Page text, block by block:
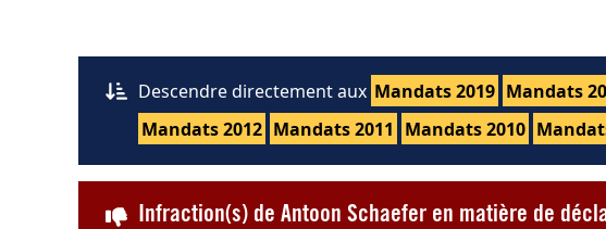
Descendre directement aux Mandats 2019 Mandats
Mandats 2012 Mandats 2011 Mandats 2010
Infraction(s) de Antoon Schaefer en matière de